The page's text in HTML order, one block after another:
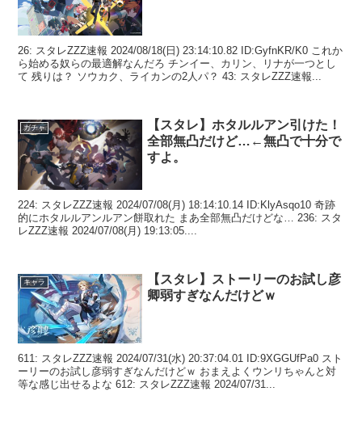
26: スタレZZZ速報 2024/08/18(日) 23:14:10.82 ID:GyfnKR/K0 これか
ら始める奴らの最適解なんだろ チンイー、カリン、リナが一つとし
て 残りは？ ソウカク、ライカンの2人パ？ 43: スタレZZZ速報...
ガチャ
【スタレ】ホタルルアン引けた！
全部無凸だけど…←無凸で十分で
すよ。
224: スタレZZZ速報 2024/07/08(月) 18:14:10.14 ID:KlyAsqo10 奇跡
的にホタルルアンルアン餅取れた まあ全部無凸だけどな… 236: スタ
レZZZ速報 2024/07/08(月) 19:13:05....
キャラ
【スタレ】ストーリーのお試し彦
卿弱すぎなんだけどｗ
611: スタレZZZ速報 2024/07/31(水) 20:37:04.01 ID:9XGGUfPa0 スト
ーリーのお試し彦弱すぎなんだけどｗ おまえよくウンリちゃんと対
等な感じ出せるよな 612: スタレZZZ速報 2024/07/31...